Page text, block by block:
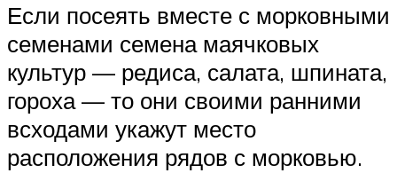
Если посеять вместе с морковными
семенами семена маячковых
культур — редиса, салата, шпината,
гороха — то они своими ранними
всходами укажут место
расположения рядов с морковью.